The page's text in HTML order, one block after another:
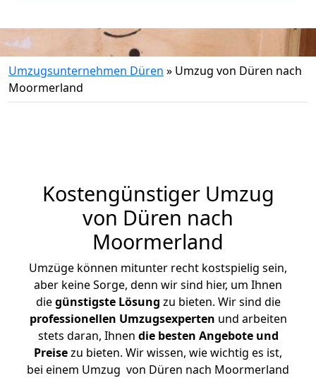
Umzugsunternehmen Düren » Umzug von Düren nach
Moormerland
Kostengünstiger Umzug
von Düren nach
Moormerland
Umzüge können mitunter recht kostspielig sein,
aber keine Sorge, denn wir sind hier, um Ihnen
diegünstigste Lösung zu bieten. Wir sind die
professionellen Umzugsexperten und arbeiten
stets daran, Ihnen die besten Angebote und
Preisezu bieten. Wir wissen, wie wichtig es ist,
bei einem Umzug von Düren nach Moormerland